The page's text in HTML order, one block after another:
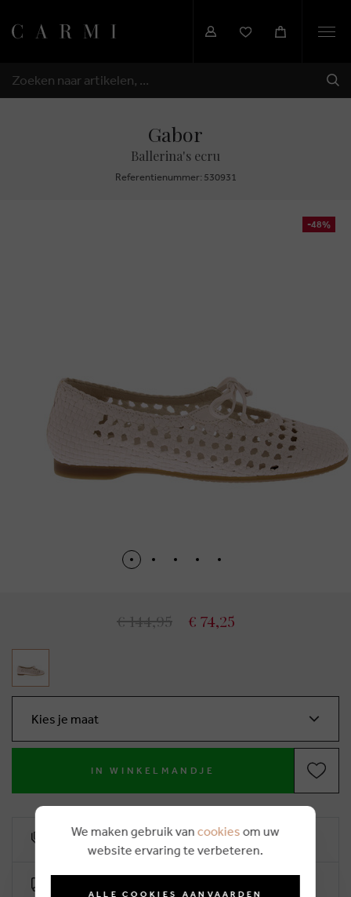
ZOEKEN
Gabor
Ballerina's ecru
Referentienummer: 530931
-48%
€ 144,95 € 74,25
Kies je maat
IN WINKELMANDJE
10% klantenkorting
We maken gebruik van cookies om uw
website ervaring te verbeteren.
ALLE COOKIES AANVAARDEN